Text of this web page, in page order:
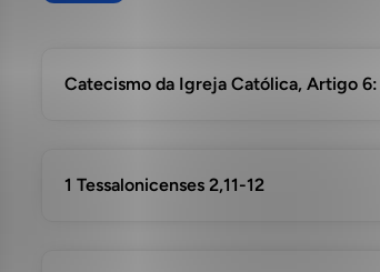
Catecismo da Igreja Católica, Artigo
1 Tessalonicenses 2,11-12